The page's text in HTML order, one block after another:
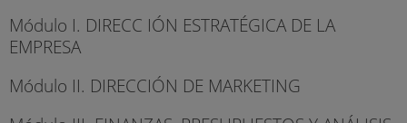
Módulo I. DIRECC IÓN ESTRATÉGICA DE LA
EMPRESA
Módulo II. DIRECCIÓN DE MARKETING